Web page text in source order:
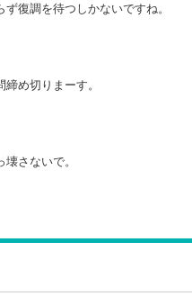
ず復調を待つしかないですね。
締め切りまーす。
壊さないで。